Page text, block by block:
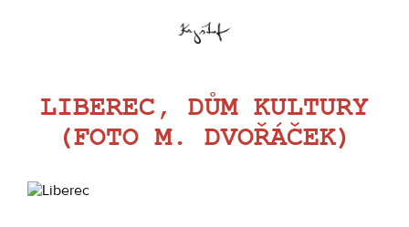
LIBEREC, DŮM KULTURY
(FOTO M. DVOŘÁČEK)